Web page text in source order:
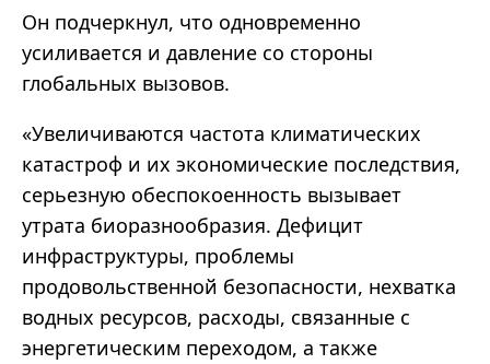
Он подчеркнул, что одновременно
усиливается и давление со стороны
глобальных вызовов.
«Увеличиваются частота климатических
катастроф и их экономические последствия,
серьезную обеспокоенность вызывает
утрата биоразнообразия. Дефицит
инфраструктуры, проблемы
продовольственной безопасности, нехватка
водных ресурсов, расходы, связанные с
энергетическим переходом, а также